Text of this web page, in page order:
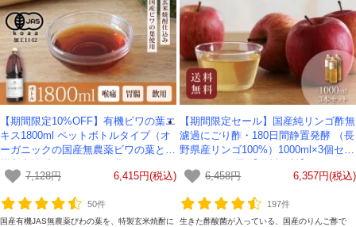
【期間限定10%OFF】有機ビワの葉エ
キス1800ml ペットボトルタイプ（オ
ーガニックの国産無農薬ビワの葉と有
かわしま屋-
7,128円 6,415円(税込)
50件
国産有機JAS無農薬びわの葉を、特製玄米焼酎に
【期間限定セール】国産純リンゴ酢無
濾過にごり酢・180日間静置発酵 （長
野県産リンゴ100%）1000ml×3個セッ
6,458円
6,357円(税込)
197件
生きた酢酸菌が入っている、国産のりんご酢で